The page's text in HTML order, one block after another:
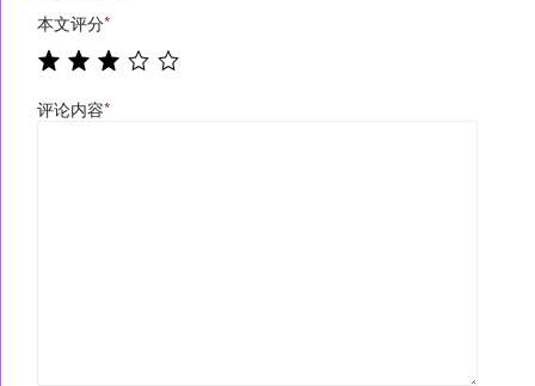
本文评分*
评论内容*